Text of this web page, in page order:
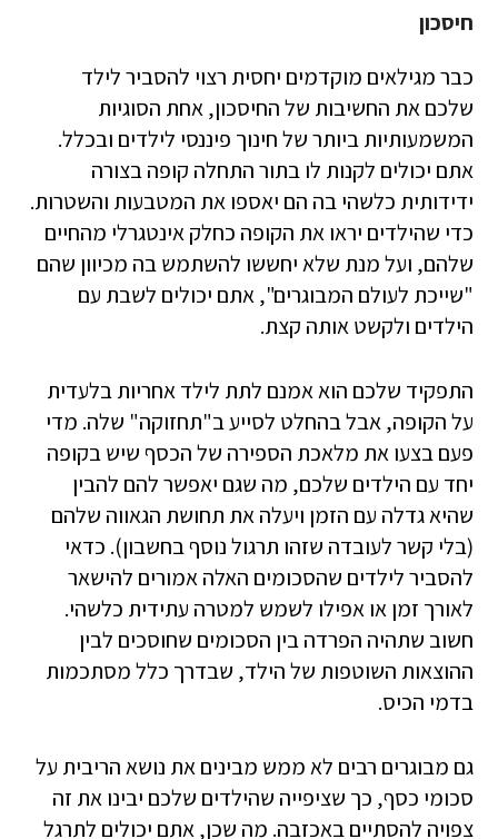
חיסכון
כבר מגילאים מוקדמים יחסית רצוי להסביר לילד
שלכם את החשיבות של החיסכון, אחת הסוגיות
המשמעותיות ביותר של חינוך פיננסי לילדים ובכלל.
אתם יכולים לקנות לו בתור התחלה קופה בצורה
ידידותית כלשהי בה הם יאספו את המטבעות והשטרות.
כדי שהילדים יראו את הקופה כחלק אינטגרלי מהחיים
שלהם, ועל מנת שלא יחששו להשתמש בה מכיוון שהם
"שייכת לעולם המבוגרים", אתם יכולים לשבת עם
הילדים ולקשט אותה קצת.
התפקיד שלכם הוא אמנם לתת לילד אחריות בלעדית
על הקופה, אבל בהחלט לסייע ב"תחזוקה" שלה. מדי
פעם בצעו את מלאכת הספירה של הכסף שיש בקופה
יחד עם הילדים שלכם, מה שגם יאפשר להם להבין
שהיא גדלה עם הזמן ויעלה את תחושת הגאווה שלהם
(בלי קשר לעובדה שזהו תרגול נוסף בחשבון). כדאי
להסביר לילדים שהסכומים האלה אמורים להישאר
לאורך זמן או אפילו לשמש למטרה עתידית כלשהי.
חשוב שתהיה הפרדה בין הסכומים שחוסכים לבין
ההוצאות השוטפות של הילד, שבדרך כלל מסתכמות
בדמי הכיס.
גם מבוגרים רבים לא ממש מבינים את נושא הריבית על
סכומי כסף, כך שציפייה שהילדים שלכם יבינו את זה
צפויה להסתיים באכזבה. מה שכן, אתם יכולים לתרגל